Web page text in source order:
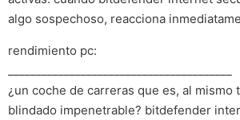
algo sospechoso, reacciona
rendimiento pc:
¿un coche de carreras que es, al mismo
blindado impenetrable? bitdefender